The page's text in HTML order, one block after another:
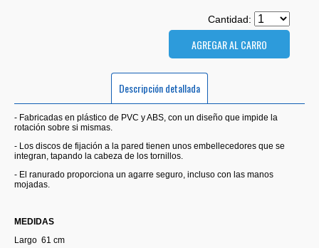
Cantidad:
Descripción detallada
- Fabricadas en plástico de PVC y ABS, con un diseño que impide la
rotación sobre si mismas.
- Los discos de fijación a la pared tienen unos embellecedores que se
integran, tapando la cabeza de los tornillos.
- El ranurado proporciona un agarre seguro, incluso con las manos
mojadas.
MEDIDAS
Largo 61 cm